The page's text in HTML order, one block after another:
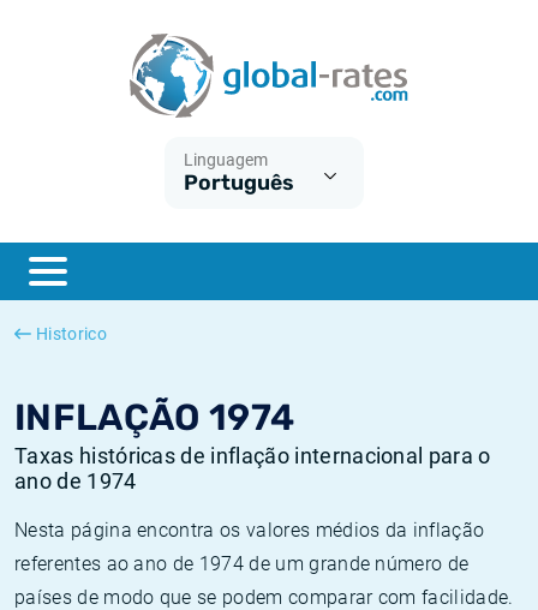
Linguagem
Português
Historico
INFLAÇÃO 1974
Taxas históricas de inflação internacional para o
ano de 1974
Nesta página encontra os valores médios da inflação
referentes ao ano de 1974 de um grande número de
países de modo que se podem comparar com facilidade.
ESTER
SONIA
O que é a inflação do IPC?
O que é a inflação do IHPC?
Inflação Estados Unidos
Inflação Europa
Taxas Euribor históricas
Taxas ESTER históricas
Taxas SONIA históricas
Taxas TONAR históricas
Calculadora de inflação